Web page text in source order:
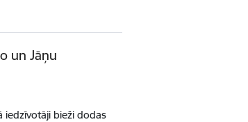
un Jāņu
bieži dodas